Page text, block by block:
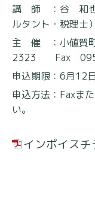
講 師 ：谷 和也
ルタント・税理士）
主 催 ：小値
2323 Fax
申込期限：6月12
申込方法：Faxま
い。
インボイス